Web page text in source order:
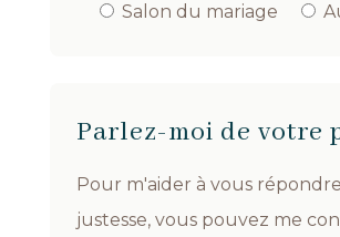
Salon du mariage
Parlez-moi de votre
Pour m'aider à vous
justesse, vous pouvez me